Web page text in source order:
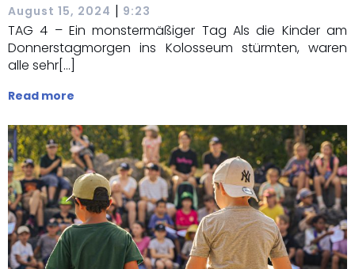
August 15, 2024 | 9:23
TAG 4 – Ein monstermäßiger Tag Als die Kinder am
Donnerstagmorgen ins Kolosseum stürmten, waren
alle sehr[…]
Read more